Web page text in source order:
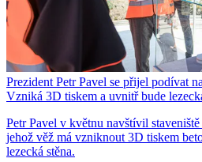
Prezident Petr Pavel se přijel podívat
Vzniká 3D tiskem a uvnitř bude
Petr Pavel v květnu navštívil
jehož věž má vzniknout 3D tiskem
lezecká stěna.